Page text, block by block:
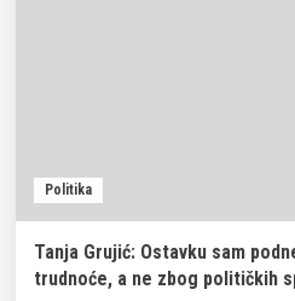
Politika
Tanja Grujić: Ostavku sam
trudnoće, a ne zbog političkih